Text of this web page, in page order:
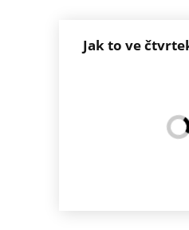
Jak to ve